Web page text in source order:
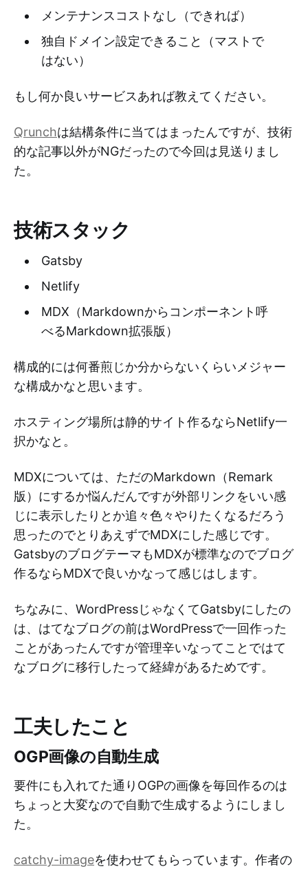
メンテナンスコストなし（できれば）
独自ドメイン設定できること（マストで
はない）
もし何か良いサービスあれば教えてください。
Qrunchは結構条件に当てはまったんですが、技術
的な記事以外がNGだったので今回は見送りまし
た。
技術スタック
Gatsby
Netlify
MDX（Markdownからコンポーネント呼
べるMarkdown拡張版）
構成的には何番煎じか分からないくらいメジャー
な構成かなと思います。
ホスティング場所は静的サイト作るならNetlify一
択かなと。
MDXについては、ただのMarkdown（Remark
版）にするか悩んだんですが外部リンクをいい感
じに表示したりとか追々色々やりたくなるだろう
思ったのでとりあえずでMDXにした感じです。
GatsbyのブログテーマもMDXが標準なのでブログ
作るならMDXで良いかなって感じはします。
ちなみに、WordPressじゃなくてGatsbyにしたの
は、はてなブログの前はWordPressで一回作った
ことがあったんですが管理辛いなってことではて
なブログに移行したって経緯があるためです。
工夫したこと
OGP画像の自動生成
要件にも入れてた通りOGPの画像を毎回作るのは
ちょっと大変なので自動で生成するようにしまし
た。
catchy-imageを使わせてもらっています。作者の